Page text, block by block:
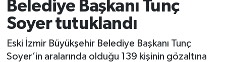
Belediye Başkanı Tunç
Soyer tutuklandı
Eski İzmir Büyükşehir Belediye Başkanı Tunç
Soyer’in aralarında olduğu 139 kişinin gözaltına
Son Dakika Haberleri
Haber Arşivi